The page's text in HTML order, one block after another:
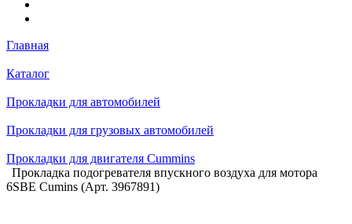
Главная
Каталог
Прокладки для автомобилей
Прокладки для грузовых автомобилей
Прокладки для двигателя Cummins
Прокладка подогревателя впускного воздуха для мотора
6SBE Cumins (Арт. 3967891)